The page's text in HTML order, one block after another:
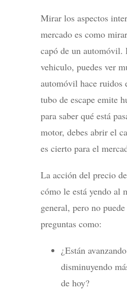
Mirar los aspectos
mercado es como
capó de un automóvil.
vehiculo, puedes ver
automóvil hace ruidos
tubo de escape emite
para saber qué está
motor, debes abrir el
es cierto para el
La acción del precio
cómo le está yendo al
general, pero no
preguntas como:
¿Están
disminuyendo
de hoy?